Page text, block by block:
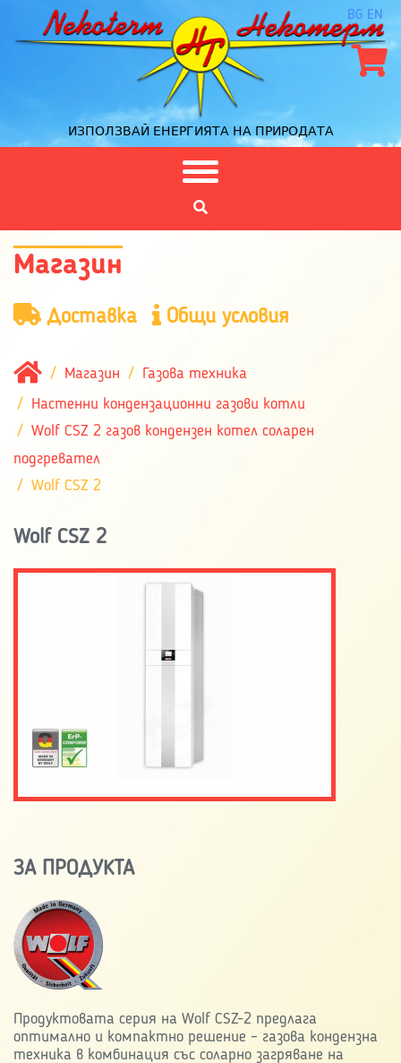
ИЗПОЛЗВАЙ ЕНЕРГИЯТА НА ПРИРОДАТА
BG EN
Магазин
Доставка Общи условия
Магазин
Газова техника
Настенни кондензационни газови котли
Wolf CSZ 2 газов кондензен котел соларен
подгревател
Wolf CSZ 2
Wolf CSZ 2
ЗА ПРОДУКТА
Продуктовата серия на Wolf CSZ-2 предлага
оптимално и компактно решение – газова кондензна
техника в комбинация със соларно загряване на